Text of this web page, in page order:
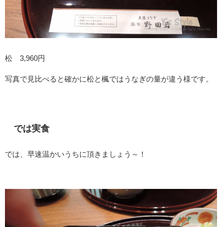
松 3,960円
写真で見比べると確かに松と楓ではうなぎの量が違う様です。
では実食
では、早速温かいうちに頂きましょう～！